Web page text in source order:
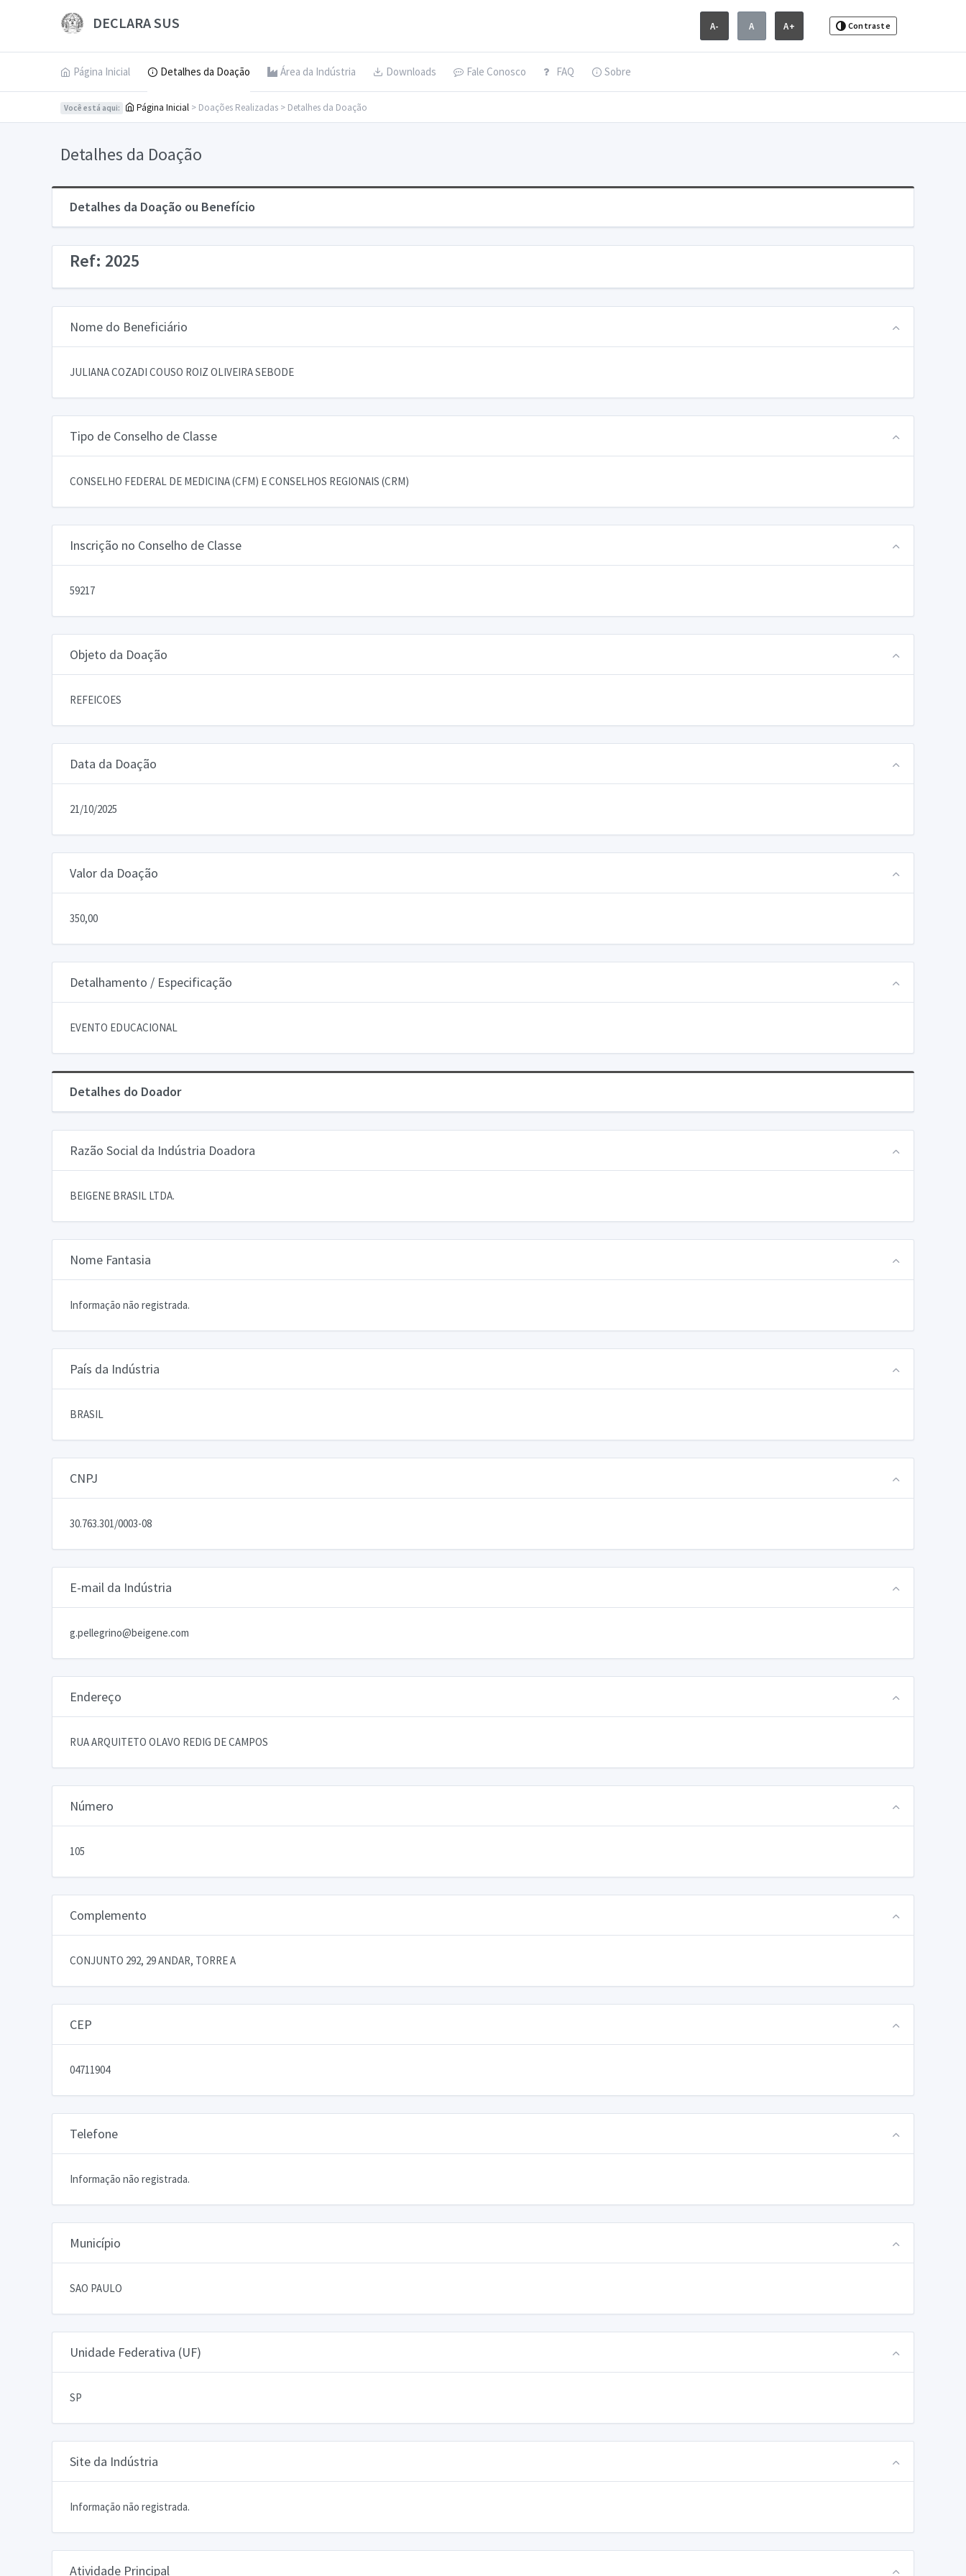
DECLARA SUS A- A A+ Contraste
Página Inicial Detalhes da Doação Área da Indústria Downloads Fale Conosco FAQ Sobre
Você está aqui: Página Inicial > Doações Realizadas > Detalhes da Doação
Detalhes da Doação
Detalhes da Doação ou Benefício
Ref: 2025
Nome do Beneficiário
JULIANA COZADI COUSO ROIZ OLIVEIRA SEBODE
Tipo de Conselho de Classe
CONSELHO FEDERAL DE MEDICINA (CFM) E CONSELHOS REGIONAIS (CRM)
Inscrição no Conselho de Classe
59217
Objeto da Doação
REFEICOES
Data da Doação
21/10/2025
Valor da Doação
350,00
Detalhamento / Especificação
EVENTO EDUCACIONAL
Detalhes do Doador
Razão Social da Indústria Doadora
BEIGENE BRASIL LTDA.
Nome Fantasia
Informação não registrada.
País da Indústria
BRASIL
CNPJ
30.763.301/0003-08
E-mail da Indústria
g.pellegrino@beigene.com
Endereço
RUA ARQUITETO OLAVO REDIG DE CAMPOS
Número
105
Complemento
CONJUNTO 292, 29 ANDAR, TORRE A
CEP
04711904
Telefone
Informação não registrada.
Município
SAO PAULO
Unidade Federativa (UF)
SP
Site da Indústria
Informação não registrada.
Atividade Principal